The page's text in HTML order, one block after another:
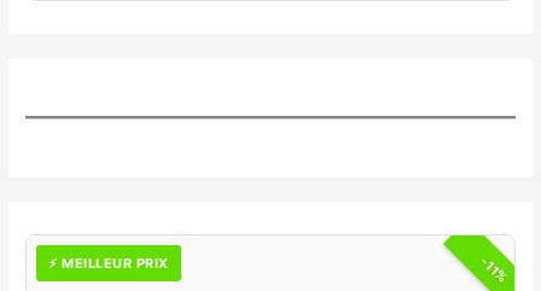
-11%
⚡ MEILLEUR PRIX